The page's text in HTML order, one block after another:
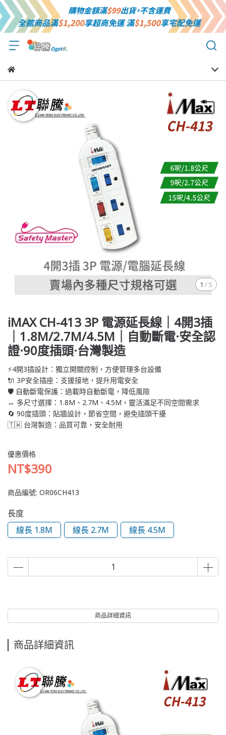
1 /5
iMAX CH-413 3P 電源延長線｜4開3插
｜1.8M/2.7M/4.5M｜自動斷電·安全認
證·90度插頭·台灣製造
⚡4開3插設計：獨立開關控制，方便管理多台設備
🔌 3P安全插座：支援接地，提升用電安全
🛡️ 自動斷電保護：過載時自動斷電，降低風險
↔️ 多尺寸選擇：1.8M、2.7M、4.5M，靈活滿足不同空間需求
🔄 90度插頭：貼牆設計，節省空間，避免插頭干擾
🇹🇼 台灣製造：品質可靠，安全耐用
優惠價格
NT$390
商品編號: OR06CH413
長度
線長 1.8M
線長 2.7M 線長 4.5M
商品詳細資訊
商品詳細資訊